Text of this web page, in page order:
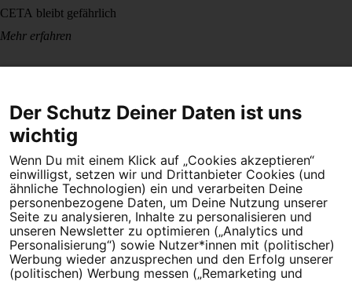
CETA bleibt gefährlich
Mehr erfahren
Dein Engagement macht den Unterschied. Schließe Dich 4,5
Millionen Menschen an.
Newsletter bestellen
Der Schutz Deiner Daten ist uns
wichtig
Wenn Du mit einem Klick auf „Cookies akzeptieren“
einwilligst, setzen wir und Drittanbieter Cookies (und
ähnliche Technologien) ein und verarbeiten Deine
personenbezogene Daten, um Deine Nutzung unserer
Seite zu analysieren, Inhalte zu personalisieren und
unseren Newsletter zu optimieren („Analytics und
Personalisierung“) sowie Nutzer*innen mit (politischer)
Werbung wieder anzusprechen und den Erfolg unserer
(politischen) Werbung messen („Remarketing und